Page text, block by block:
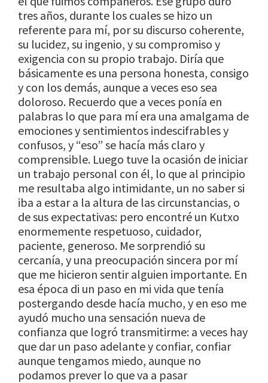
tres años, durante los cuales se hizo un
referente para mí, por su discurso coherente,
su lucidez, su ingenio, y su compromiso y
exigencia con su propio trabajo. Diría que
básicamente es una persona honesta, consigo
y con los demás, aunque a veces eso sea
doloroso. Recuerdo que a veces ponía en
palabras lo que para mí era una amalgama de
emociones y sentimientos indescifrables y
confusos, y “eso” se hacía más claro y
comprensible. Luego tuve la ocasión de iniciar
un trabajo personal con él, lo que al principio
me resultaba algo intimidante, un no saber si
iba a estar a la altura de las circunstancias, o
de sus expectativas: pero encontré un Kutxo
enormemente respetuoso, cuidador,
paciente, generoso. Me sorprendió su
cercanía, y una preocupación sincera por mí
que me hicieron sentir alguien importante. En
esa época di un paso en mi vida que tenía
postergando desde hacía mucho, y en eso me
ayudó mucho una sensación nueva de
confianza que logró transmitirme: a veces hay
que dar un paso adelante y confiar, confiar
aunque tengamos miedo, aunque no
podamos prever lo que va a pasar